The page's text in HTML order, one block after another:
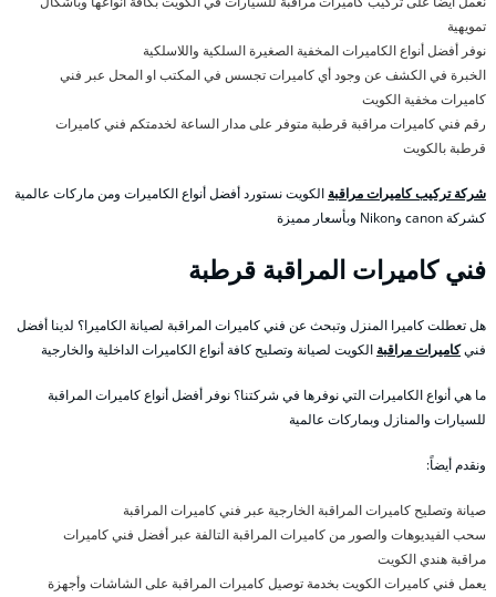
تمويهية
نوفر أفضل أنواع الكاميرات المخفية الصغيرة السلكية واللاسلكية
الخبرة في الكشف عن وجود أي كاميرات تجسس في المكتب او المحل عبر فني
كاميرات مخفية الكويت
رقم فني كاميرات مراقبة قرطبة متوفر على مدار الساعة لخدمتكم فني كاميرات
قرطبة بالكويت
شركة تركيب كاميرات مراقبة الكويت نستورد أفضل أنواع الكاميرات ومن ماركات عالمية
كشركة canon وNikon وبأسعار مميزة
فني كاميرات المراقبة قرطبة
هل تعطلت كاميرا المنزل وتبحث عن فني كاميرات المراقبة لصيانة الكاميرا؟ لدينا أفضل
فنيكاميرات مراقبة الكويت لصيانة وتصليح كافة أنواع الكاميرات الداخلية والخارجية
ما هي أنواع الكاميرات التي نوفرها في شركتنا؟ نوفر أفضل أنواع كاميرات المراقبة
للسيارات والمنازل وبماركات عالمية
ونقدم أيضاً:
صيانة وتصليح كاميرات المراقبة الخارجية عبر فني كاميرات المراقبة
سحب الفيديوهات والصور من كاميرات المراقبة التالفة عبر أفضل فني كاميرات
مراقبة هندي الكويت
يعمل فني كاميرات الكويت بخدمة توصيل كاميرات المراقبة على الشاشات وأجهزة